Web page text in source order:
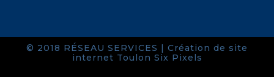
© 2018 RÉSEAU SERVICES | Création de site
internet Toulon Six Pixels